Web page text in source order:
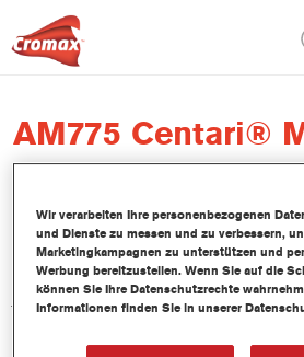
AM775 Centari®
Fireside
Das lösemittelhaltige
Teil des Centari Decklack- und
Wir verarbeiten Ihre personenbezogenen
und Dienste zu messen und zu verbessern,
Marketingkampagnen zu unterstützen und
Werbung bereitzustellen. Wenn Sie auf die
können Sie Ihre Datenschutzrechte
Informationen finden Sie in unserer